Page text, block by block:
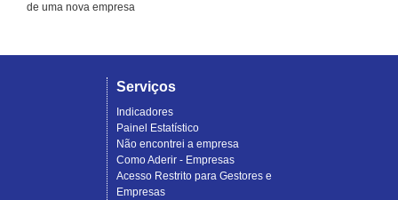
de uma nova empresa
Serviços
Indicadores
Painel Estatístico
Não encontrei a empresa
Como Aderir - Empresas
Acesso Restrito para Gestores e
Empresas